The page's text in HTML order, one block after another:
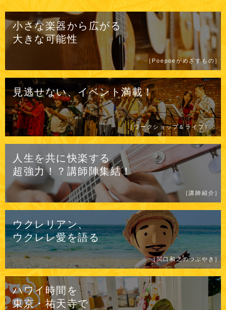
小さな楽器から広がる
大きな可能性
［Poepoeがめざすもの］
見逃せない、イベント満載！
［ワークショップ＆ライブ］
人生を共に快楽する
超強力！？ 講師陣集結！
［講師紹介］
ウクレリアン、
ウクレレ愛を語る
［関口和之のつぶやき］
ハワイ時間を
東京・祐天寺で